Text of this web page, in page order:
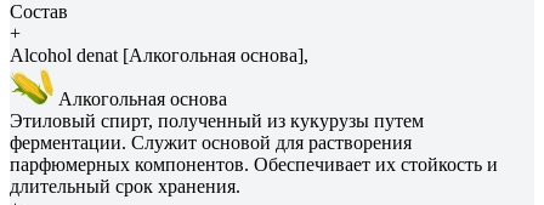
Состав
+
Alcohol denat [Алкогольная основа],
Алкогольная основа
Этиловый спирт, полученный из кукурузы путем
ферментации. Служит основой для растворения
парфюмерных компонентов. Обеспечивает их стойкость и
длительный срок хранения.